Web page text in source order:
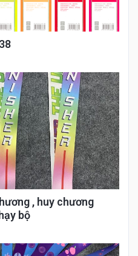
, huy chương
bộ